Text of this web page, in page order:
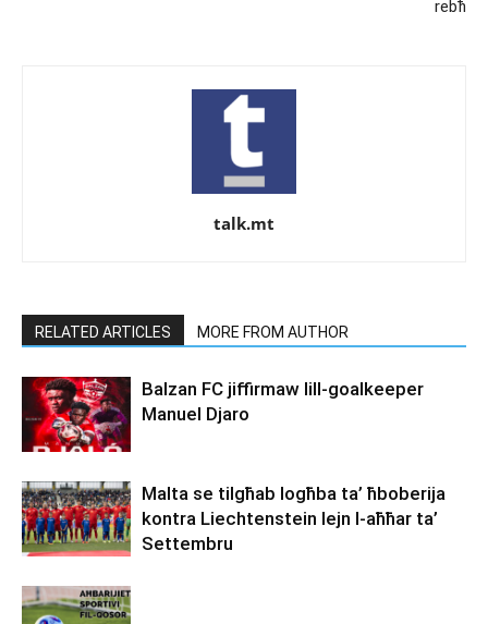
rebħ
talk.mt
RELATED ARTICLES MORE FROM AUTHOR
Balzan FC jiffirmaw lill-goalkeeper
Manuel Djaro
Malta se tilgħab logħba ta’ ħboberija
kontra Liechtenstein lejn l-aħħar ta’
Settembru